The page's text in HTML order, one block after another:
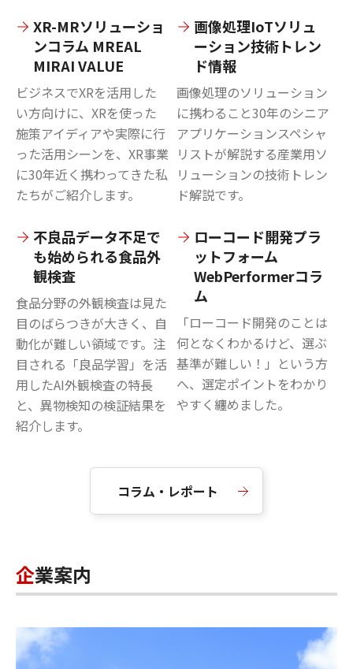
XR-MRソリューショ
ンコラム MREAL
MIRAI VALUE
ビジネスでXRを活用した
い方向けに、XRを使った
施策アイディアや実際に行
った活用シーンを、XR事業
に30年近く携わってきた私
たちがご紹介します。
画像処理IoTソリュ
ーション技術トレン
ド情報
画像処理のソリューション
に携わること30年のシニア
アプリケーションスペシャ
リストが解説する産業用ソ
リューションの技術トレン
ド解説です。
不良品データ不足で
も始められる食品外
観検査
食品分野の外観検査は見た
目のばらつきが大きく、自
動化が難しい領域です。注
目される「良品学習」を活
用したAI外観検査の特長
と、異物検知の検証結果を
紹介します。
ローコード開発プラ
ットフォーム
WebPerformerコラ
ム
「ローコード開発のことは
何となくわかるけど、選ぶ
基準が難しい！」という方
へ、選定ポイントをわかり
やすく纏めました。
コラム・レポート
企業案内